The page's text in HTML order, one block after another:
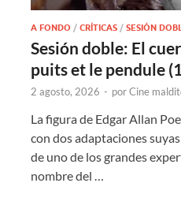
A FONDO /CRÍTICAS /SESIÓN
Sesión doble: El
puits et le pendule
2 agosto, 2026 - porCine
La figura de Edgar Allan
con dos adaptaciones
de uno de los grandes
nombre del …